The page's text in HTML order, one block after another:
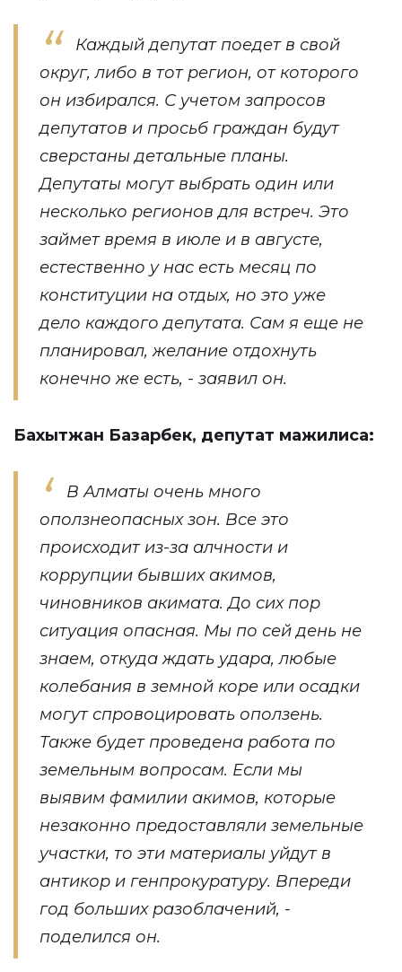
Каждый депутат поедет в свой
округ, либо в тот регион, от которого
он избирался. С учетом запросов
депутатов и просьб граждан будут
сверстаны детальные планы.
Депутаты могут выбрать один или
несколько регионов для встреч. Это
займет время в июле и в августе,
естественно у нас есть месяц по
конституции на отдых, но это уже
дело каждого депутата. Сам я еще не
планировал, желание отдохнуть
конечно же есть, - заявил он.
Бахытжан Базарбек, депутат мажилиса:
В Алматы очень много
оползнеопасных зон. Все это
происходит из-за алчности и
коррупции бывших акимов,
чиновников акимата. До сих пор
ситуация опасная. Мы по сей день не
знаем, откуда ждать удара, любые
колебания в земной коре или осадки
могут спровоцировать оползень.
Также будет проведена работа по
земельным вопросам. Если мы
выявим фамилии акимов, которые
незаконно предоставляли земельные
участки, то эти материалы уйдут в
антикор и генпрокуратуру. Впереди
год больших разоблачений, -
поделился он.